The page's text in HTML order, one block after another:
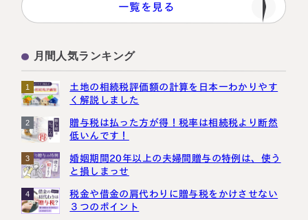
一覧を見る
月間人気ランキング
1
土地の相続税評価額の計算を日本一わかりやす
く解説しました
2
贈与税は払った方が得！税率は相続税より断然
低いんです！
3
婚姻期間20年以上の夫婦間贈与の特例は、使う
と損しまっせ
4
税金や借金の肩代わりに贈与税をかけさせない
３つのポイント